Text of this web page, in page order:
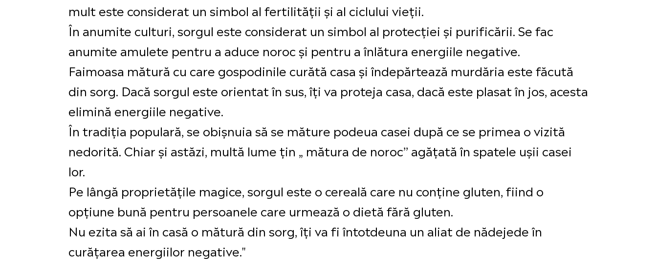
mult este considerat un simbol al fertilității și al ciclului vieții.
În anumite culturi, sorgul este considerat un simbol al protecției și purificării. Se fac
anumite amulete pentru a aduce noroc și pentru a înlătura energiile negative.
Faimoasa mătură cu care gospodinile curătă casa și îndepărtează murdăria este făcută
din sorg. Dacă sorgul este orientat în sus, îți va proteja casa, dacă este plasat în jos, acesta
elimină energiile negative.
În tradiția populară, se obișnuia să se măture podeua casei după ce se primea o vizită
nedorită. Chiar și astăzi, multă lume țin „ mătura de noroc’’ agățată în spatele ușii casei
lor.
Pe lângă proprietățile magice, sorgul este o cereală care nu conține gluten, fiind o
opțiune bună pentru persoanele care urmează o dietă fără gluten.
Nu ezita să ai în casă o mătură din sorg, îți va fi întotdeuna un aliat de nădejede în
curățarea energiilor negative."